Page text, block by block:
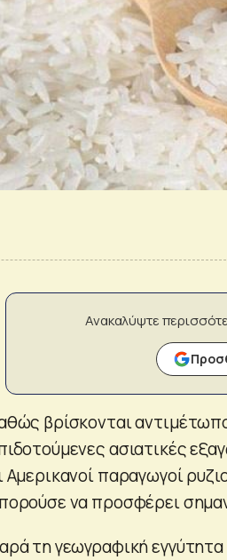
Ανακαλύψτε
βρίσκονται
ασιατικές
Αμερικανοί παραγωγοί
να προσφέρει
τη γεωγραφική